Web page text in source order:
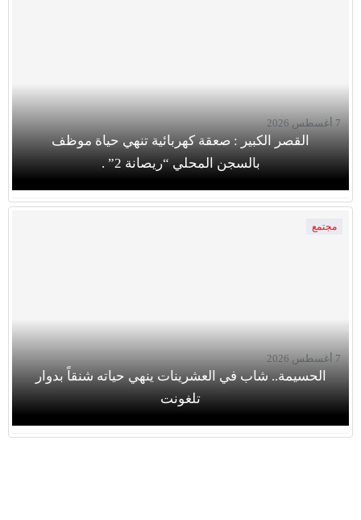
القصر الكبير : صعقة كهربائية تنهي حياة موظف
بالسجن المحلي “ريصانة 2” .
7 أغسطس 2026
مجتمع
الحسيمة.. شاب في العشرينات ينهي حياته شنقاً بدوار
تلغونت
7 أغسطس 2026